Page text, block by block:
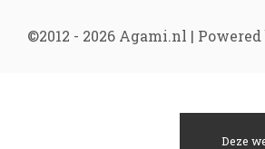
©2012 - 2026 Agami.nl |
Deze